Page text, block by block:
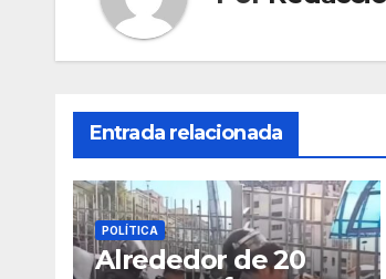
Entrada relacionada
POLÍTICA
Alrededor de 20